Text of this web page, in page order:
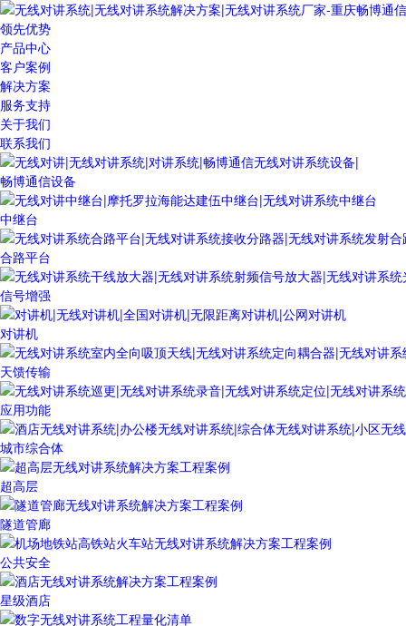
领先优势
产品中心
客户案例
解决方案
服务支持
关于我们
联系我们
畅博通信设备
中继台
合路平台
信号增强
对讲机
天馈传输
应用功能
城市综合体
超高层
隧道管廊
公共安全
星级酒店